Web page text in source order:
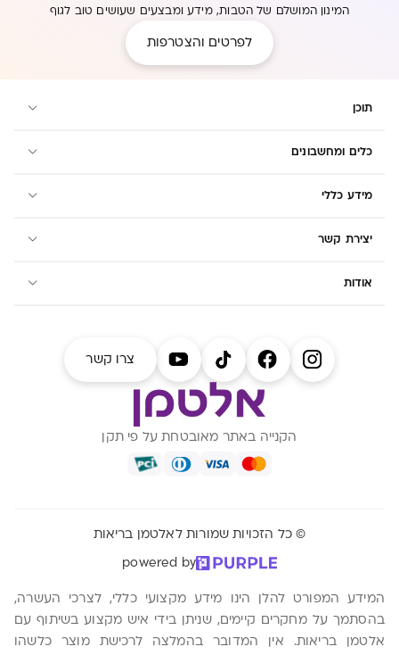
המינון המושלם של הטבות, מידע ומבצעים שעושים טוב לגוף
לפרטים והצטרפות
תוכן
כלים ומחשבונים
מידע כללי
יצירת קשר
אודות
צרו קשר
הקנייה באתר מאובטחת על פי תקן
© כל הזכויות שמורות לאלטמן בריאות
powered by
המידע המפורט להלן הינו מידע מקצועי כללי, לצרכי העשרה,
בהסתמך על מחקרים קיימים, שניתן בידי איש מקצוע בשיתוף עם
אלטמן בריאות. אין המדובר בהמלצה לרכישת מוצר כלשהו